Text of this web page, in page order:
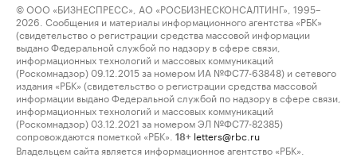
© ООО «БИЗНЕСПРЕСС», АО «РОСБИЗНЕСКОНСАЛТИНГ», 1995–
2026. Сообщения и материалы информационного агентства «РБК»
(свидетельство о регистрации средства массовой информации
выдано Федеральной службой по надзору в сфере связи,
информационных технологий и массовых коммуникаций
(Роскомнадзор) 09.12.2015 за номером ИА №ФС77-63848) и сетевого
издания «РБК» (свидетельство о регистрации средства массовой
информации выдано Федеральной службой по надзору в сфере связи,
информационных технологий и массовых коммуникаций
(Роскомнадзор) 03.12.2021 за номером ЭЛ №ФС77-82385)
сопровождаются пометкой «РБК».
18+ letters@rbc.ru
Владельцем сайта является информационное агентство «РБК».